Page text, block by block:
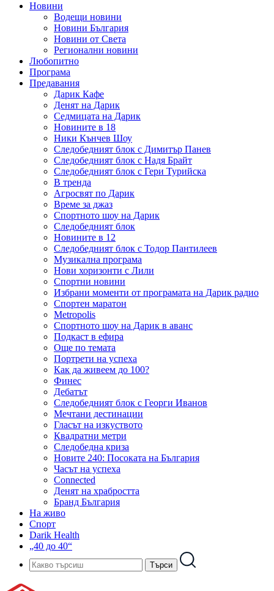
Новини
Водещи новини
Новини България
Новини от Света
Регионални новини
Любопитно
Програма
Предавания
Дарик Кафе
Денят на Дарик
Седмицата на Дарик
Новините в 18
Ники Кънчев Шоу
Следобедният блок с Димитър Панев
Следобедният блок с Надя Брайт
Следобедният блок с Гери Турийска
В тренда
Агросвят по Дарик
Време за джаз
Спортното шоу на Дарик
Следобедният блок
Новините в 12
Следобедният блок с Тодор Пантилеев
Музикална програма
Нови хоризонти с Лили
Спортни новини
Избрани моменти от програмата на Дарик радио
Спортен маратон
Metropolis
Спортното шоу на Дарик в аванс
Подкаст в ефира
Още по темата
Портрети на успеха
Как да живеем до 100?
Финес
Дебатът
Следобедният блок с Георги Иванов
Мечтани дестинации
Гласът на изкуството
Квадратни метри
Следобедна криза
Новите 240: Посоката на България
Часът на успеха
Connected
Денят на храбростта
Бранд България
На живо
Спорт
Darik Health
„40 до 40“